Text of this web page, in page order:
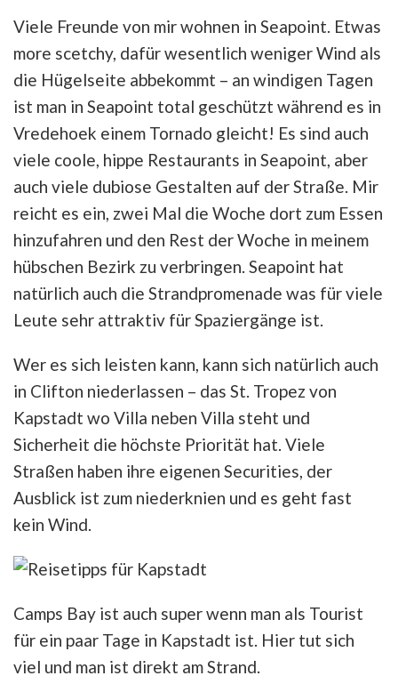
Viele Freunde von mir wohnen in Seapoint. Etwas
more scetchy, dafür wesentlich weniger Wind als
die Hügelseite abbekommt – an windigen Tagen
ist man in Seapoint total geschützt während es in
Vredehoek einem Tornado gleicht! Es sind auch
viele coole, hippe Restaurants in Seapoint, aber
auch viele dubiose Gestalten auf der Straße. Mir
reicht es ein, zwei Mal die Woche dort zum Essen
hinzufahren und den Rest der Woche in meinem
hübschen Bezirk zu verbringen. Seapoint hat
natürlich auch die Strandpromenade was für viele
Leute sehr attraktiv für Spaziergänge ist.
Wer es sich leisten kann, kann sich natürlich auch
in Clifton niederlassen – das St. Tropez von
Kapstadt wo Villa neben Villa steht und
Sicherheit die höchste Priorität hat. Viele
Straßen haben ihre eigenen Securities, der
Ausblick ist zum niederknien und es geht fast
kein Wind.
Camps Bay ist auch super wenn man als Tourist
für ein paar Tage in Kapstadt ist. Hier tut sich
viel und man ist direkt am Strand.